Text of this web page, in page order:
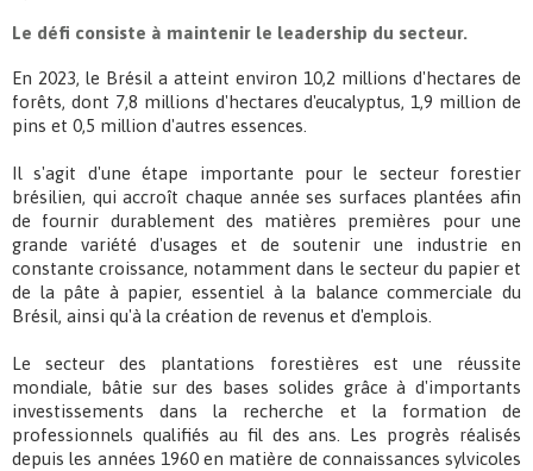
Le défi consiste à maintenir le leadership du secteur.
En 2023, le Brésil a atteint environ 10,2 millions d'hectares de
forêts, dont 7,8 millions d'hectares d'eucalyptus, 1,9 million de
pins et 0,5 million d'autres essences.
Il s'agit d'une étape importante pour le secteur forestier
brésilien, qui accroît chaque année ses surfaces plantées afin
de fournir durablement des matières premières pour une
grande variété d'usages et de soutenir une industrie en
constante croissance, notamment dans le secteur du papier et
de la pâte à papier, essentiel à la balance commerciale du
Brésil, ainsi qu'à la création de revenus et d'emplois.
Le secteur des plantations forestières est une réussite
mondiale, bâtie sur des bases solides grâce à d'importants
investissements dans la recherche et la formation de
professionnels qualifiés au fil des ans. Les progrès réalisés
depuis les années 1960 en matière de connaissances sylvicoles